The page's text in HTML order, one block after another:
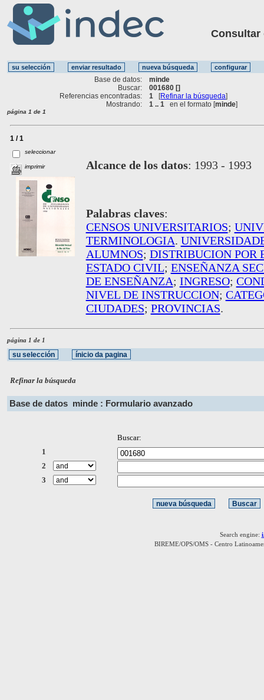
Consultar
Base de datos:
minde
Buscar:
001680 []
Referencias encontradas:
1 [Refinar la búsqueda]
Mostrando:
1 .. 1 en el formato [minde]
página 1 de 1
1 / 1
seleccionar
imprimir Alcance de los datos: 1993 - 1993
Palabras claves:
CENSOS UNIVERSITARIOS;
TERMINOLOGIA.
ALUMNOS; DISTRIBUCION POR
ESTADO CIVIL; ENSEÑANZA
DE ENSEÑANZA; INGRESO;
NIVEL DE INSTRUCCION;
CIUDADES; PROVINCIAS.
página 1 de 1
Refinar la búsqueda
Base de datos minde : Formulario avanzado
Buscar:
1
2
3
Search engine:
BIREME/OPS/OMS - Centro